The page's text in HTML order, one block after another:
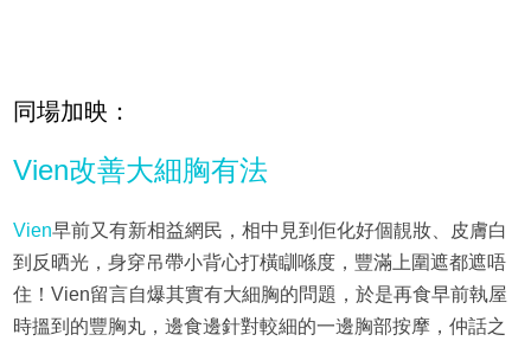
同場加映：
Vien改善大細胸有法
Vien早前又有新相益網民，相中見到佢化好個靚妝、皮膚白
到反晒光，身穿吊帶小背心打橫瞓喺度，豐滿上圍遮都遮唔
住！Vien留言自爆其實有大細胸的問題，於是再食早前執屋
時搵到的豐胸丸，邊食邊針對較細的一邊胸部按摩，仲話之